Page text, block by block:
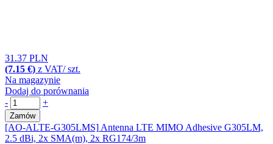
31.37 PLN
(7.15 €) z VAT/ szt.
Na magazynie
Dodaj do porównania
-
+
Zamów
[AO-ALTE-G305LMS] Antenna LTE MIMO Adhesive G305LM,
2.5 dBi, 2x SMA(m), 2x RG174/3m